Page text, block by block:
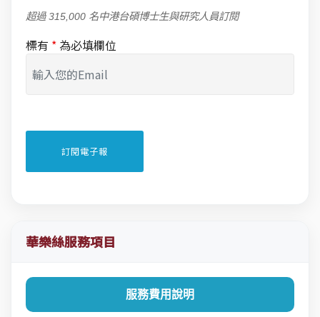
超過 315,000 名中港台碩博士生與研究人員訂閱
標有 * 為必填欄位
華樂絲服務項目
服務費用說明